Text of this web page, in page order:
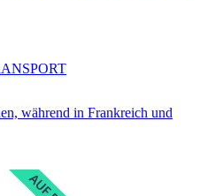
während in Frankreich und